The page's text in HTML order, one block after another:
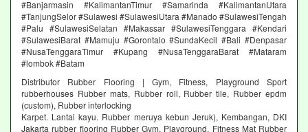
#Banjarmasin #KalimantanTimur #Samarinda #KalimantanUtara
#TanjungSelor #Sulawesi #SulawesiUtara #Manado #SulawesiTengah
#Palu #SulawesiSelatan #Makassar #SulawesiTenggara #Kendari
#SulawesiBarat #Mamuju #Gorontalo #SundaKecil #Bali #Denpasar
#NusaTenggaraTimur #Kupang #NusaTenggaraBarat #Mataram
#lombok #Batam
Distributor Rubber Flooring | Gym, Fitness, Playground Sport
rubberhouses Rubber mats, Rubber roll, Rubber tile, Rubber epdm
(custom), Rubber interlocking
Karpet. Lantai kayu. Rubber meruya kebun Jeruk), Kembangan, DKI
Jakarta rubber flooring Rubber Gym, Playground, Fitness Mat Rubber